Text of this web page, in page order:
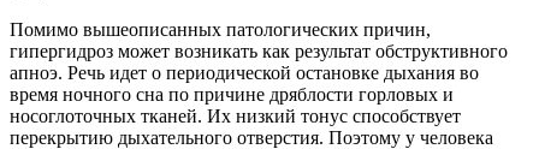
Помимо вышеописанных патологических причин,
гипергидроз может возникать как результат обструктивного
апноэ. Речь идет о периодической остановке дыхания во
время ночного сна по причине дряблости горловых и
носоглоточных тканей. Их низкий тонус способствует
перекрытию дыхательного отверстия. Поэтому у человека